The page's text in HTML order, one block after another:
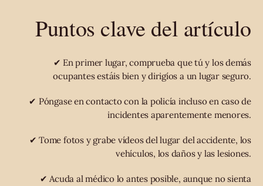
Puntos clave del artículo
✔ En primer lugar, comprueba que tú y los demás
ocupantes estáis bien y dirigíos a un lugar seguro.
✔ Póngase en contacto con la policía incluso en caso de
incidentes aparentemente menores.
✔ Tome fotos y grabe vídeos del lugar del accidente, los
vehículos, los daños y las lesiones.
✔ Acuda al médico lo antes posible, aunque no sienta